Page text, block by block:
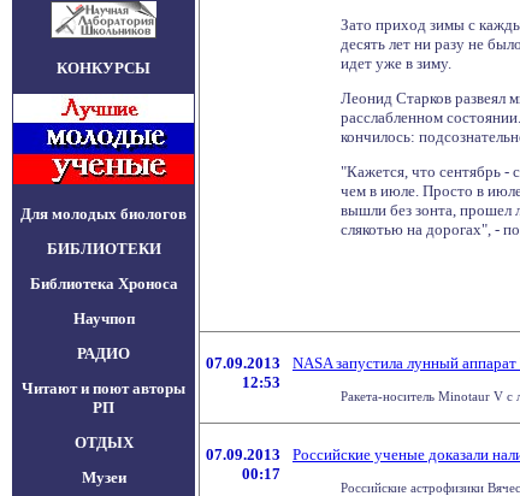
КОНКУРСЫ
Для молодых биологов
БИБЛИОТЕКИ
Библиотека Хроноса
Научпоп
РАДИО
Читают и поют авторы
РП
ОТДЫХ
Музеи
Зато приход зимы с
десять лет ни разу не
идет уже в зиму.
Леонид Старков развеял
расслабленном
кончилось:
"Кажется, что сентябрь -
чем в июле. Просто в
вышли без зонта, прошел
слякотью на дорогах", -
07.09.2013
12:53
NASA запустила лунный
Ракета-носитель Minotaur V
07.09.2013
00:17
Российские ученые доказали
Российские астрофизики